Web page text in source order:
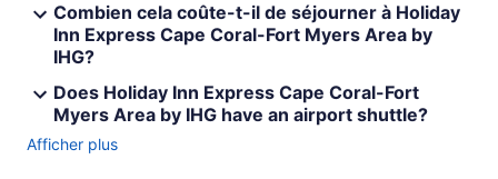
Combien cela coûte-t-il de séjourner à Holiday
Inn Express Cape Coral-Fort Myers Area by
IHG?
Does Holiday Inn Express Cape Coral-Fort
Myers Area by IHG have an airport shuttle?
Afficher plus